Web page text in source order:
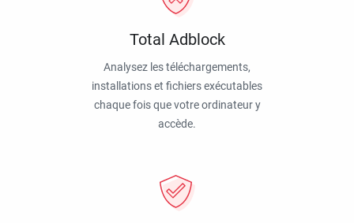
Total Adblock
Analysez les téléchargements,
installations et fichiers exécutables
chaque fois que votre ordinateur y
accède.